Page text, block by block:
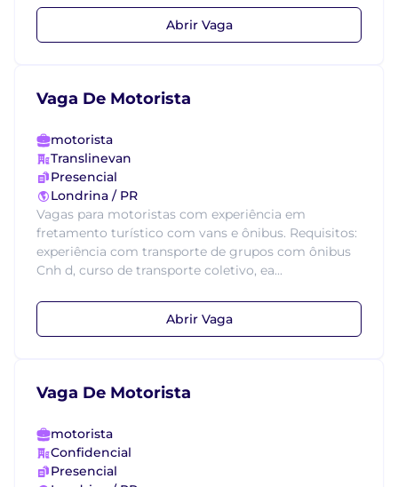
Abrir Vaga
Vaga De Motorista
motorista
Translinevan
Presencial
Londrina / PR
Vagas para motoristas com experiência em
fretamento turístico com vans e ônibus. Requisitos:
experiência com transporte de grupos com ônibus
Cnh d, curso de transporte coletivo, ea...
Abrir Vaga
Vaga De Motorista
motorista
Confidencial
Presencial